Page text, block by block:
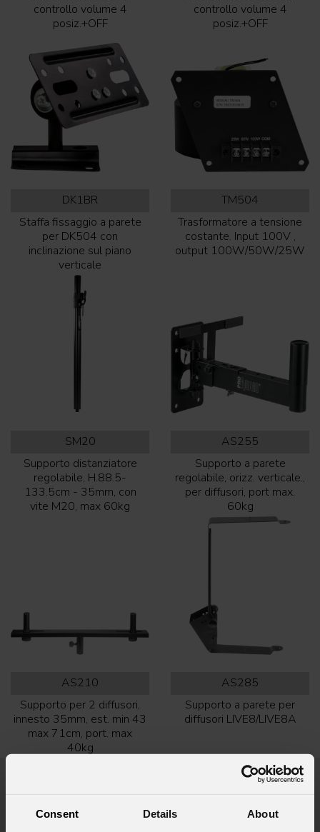
Consent Details About
controllo volume 4
posiz.+OFF
controllo volume 4
posiz.+OFF
DK1BR
Staffa fissaggio a parete
per DK504 con
inclinazione sul piano
verticale
TM504
Trasformatore a tensione
costante. Input 100V ,
output 100W/50W/25W
SM20
Supporto distanziatore
regolabile, H.88.5-
133.5cm - 35mm, con
vite M20, max 60kg
AS255
Supporto a parete
regolabile, orizz. verticale.,
per diffusori, port max.
60kg
AS210
Supporto per 2 diffusori,
innesto 35mm, est. min 43
max 71cm, port. max
40kg
AS285
Supporto a parete per
diffusori LIVE8/LIVE8A